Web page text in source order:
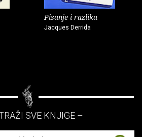
Pisanje i razlika
Jacques Derrida
SVE KNJIGE –